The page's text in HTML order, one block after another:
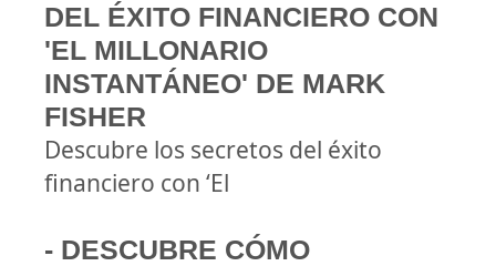
DEL ÉXITO FINANCIERO CON
'EL MILLONARIO
INSTANTÁNEO' DE MARK
FISHER
Descubre los secretos del éxito
financiero con ‘El
- DESCUBRE CÓMO